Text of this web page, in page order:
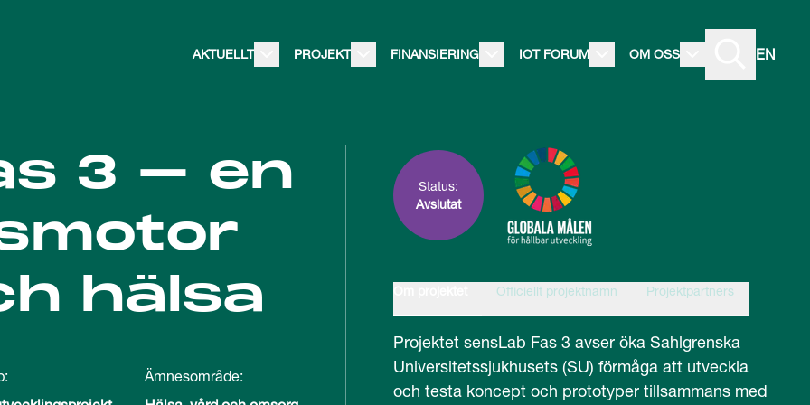
AKTUELLT PROJEKT FINANSIERING IOT FORUM OM OSS EN
3 – en
hälsa
Ämnesområde:
Status:
Avslutat
Officiellt projektnamn Projektpartners
Projektet sensLab Fas 3 avser öka Sahlgrenska
Universitetssjukhusets (SU) förmåga att utveckla
och testa koncept och prototyper tillsammans med